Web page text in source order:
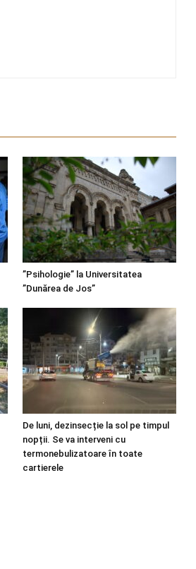
”Psihologie” la Universitatea
”Dunărea de Jos”
De luni, dezinsecție la sol pe timpul
nopții. Se va interveni cu
termonebulizatoare în toate
cartierele